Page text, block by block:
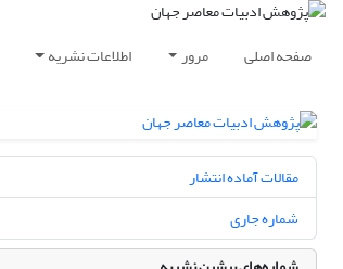
صفحه اصلی مرور اطلاعات نشریه
مقالات آماده انتشار
شماره جاری